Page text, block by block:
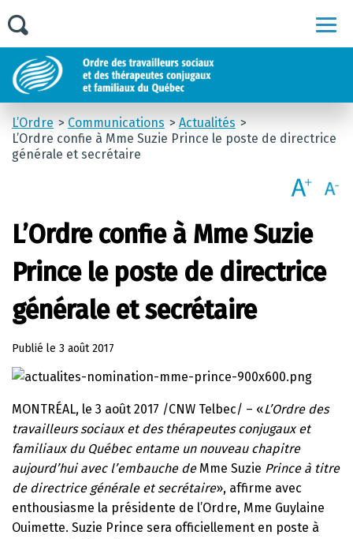
L’Ordre Communications
Actualités
L’Ordre confie à Mme Suzie Prince le poste de directrice
générale et secrétaire
L’Ordre confie à Mme Suzie
Prince le poste de directrice
générale et secrétaire
Publié le 3 août 2017
MONTRÉAL, le 3 août 2017 /CNW Telbec/ – «L’Ordre des
travailleurs sociaux et des thérapeutes conjugaux et
familiaux du Québec entame un nouveau chapitre
aujourd’hui avec l’embauche de Mme Suzie Prince à titre
de directrice générale et secrétaire», affirme avec
enthousiasme la présidente de l’Ordre, Mme Guylaine
Ouimette. Suzie Prince sera officiellement en poste à